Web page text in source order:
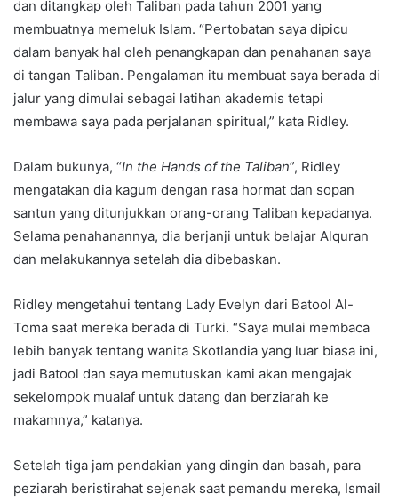
dan ditangkap oleh Taliban pada tahun 2001 yang
membuatnya memeluk Islam. “Pertobatan saya dipicu
dalam banyak hal oleh penangkapan dan penahanan saya
di tangan Taliban. Pengalaman itu membuat saya berada di
jalur yang dimulai sebagai latihan akademis tetapi
membawa saya pada perjalanan spiritual,” kata Ridley.
Dalam bukunya, “In the Hands of the Taliban”, Ridley
mengatakan dia kagum dengan rasa hormat dan sopan
santun yang ditunjukkan orang-orang Taliban kepadanya.
Selama penahanannya, dia berjanji untuk belajar Alquran
dan melakukannya setelah dia dibebaskan.
Ridley mengetahui tentang Lady Evelyn dari Batool Al-
Toma saat mereka berada di Turki. “Saya mulai membaca
lebih banyak tentang wanita Skotlandia yang luar biasa ini,
jadi Batool dan saya memutuskan kami akan mengajak
sekelompok mualaf untuk datang dan berziarah ke
makamnya,” katanya.
Setelah tiga jam pendakian yang dingin dan basah, para
peziarah beristirahat sejenak saat pemandu mereka, Ismail